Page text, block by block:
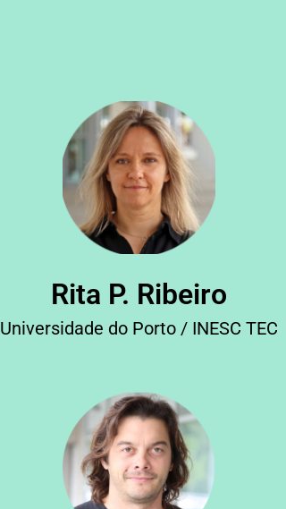
Rita P. Ribeiro
Universidade do Porto / INESC TEC